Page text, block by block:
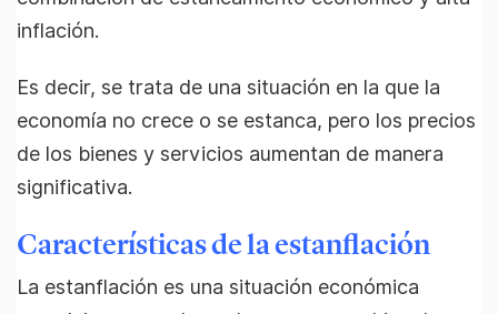
inflación.
Es decir, se trata de una situación en la que la
economía no crece o se estanca, pero los precios
de los bienes y servicios aumentan de manera
significativa.
Características de la estanflación
La estanflación es una situación económica